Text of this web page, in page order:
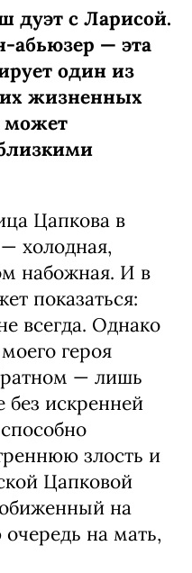
дуэт с Ларисой.
абьюзер — эта
один из
жизненных
может
Цапкова в
холодная,
набожная. И в
показаться:
всегда. Однако
героя
— лишь
без искренней
злость и
Цапковой
на
на мать,